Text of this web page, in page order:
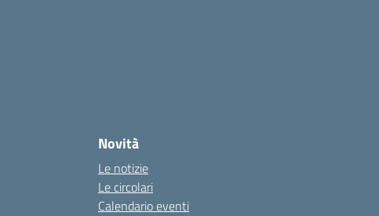
Novità
Le notizie
Le circolari
Calendario eventi